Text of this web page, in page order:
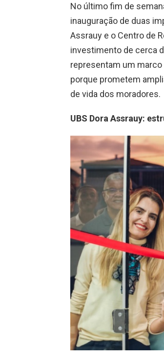
No último fim de
inauguração de duas
Assrauy e o Centro de
investimento de cerca
representam um
porque prometem
de vida dos moradores.
UBS Dora Assrauy: